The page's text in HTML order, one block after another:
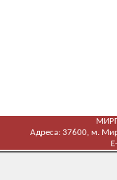
Адреса: 37600, м.